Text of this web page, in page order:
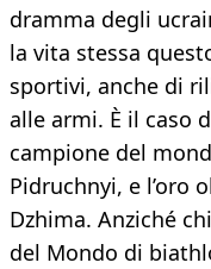
dramma degli
la vita stessa
sportivi, anche di
alle armi. È il caso
campione del
Pidruchnyi, e l’oro
Dzhima. Anziché
del Mondo di